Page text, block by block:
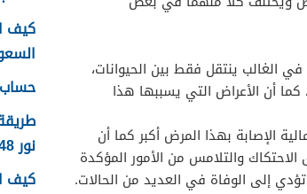
في الغالب ينتقل فقط بين الحيوانات،
أن الأعراض التي يسببها هذا
الإصابة بهذا المرض أكبر كما أن
والتلامس من الأمور المؤكدة
إلى الوفاة في العديد من الحالات.
كيف
حساب
نور 1448
كيف